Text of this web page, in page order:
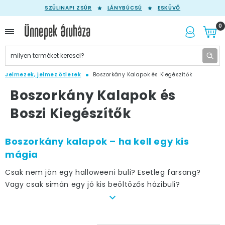
SZÜLINAPI ZSÚR LÁNYBÚCSÚ ESKÜVŐ
0
Jelmezek, jelmez ötletek Boszorkány Kalapok és Kiegészítők
Boszorkány Kalapok és
Boszi Kiegészítők
Boszorkány kalapok – ha kell egy kis
mágia
Csak nem jön egy halloweeni buli? Esetleg farsang?
Vagy csak simán egy jó kis beöltözős házibuli?
Bármelyik is legyen, ha bele akarsz csempészni egy kis